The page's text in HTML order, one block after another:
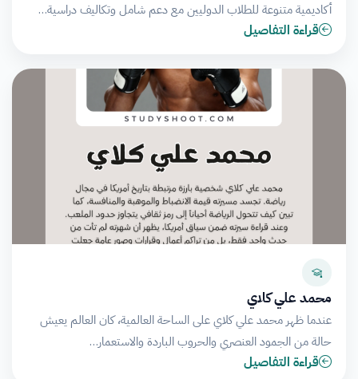
أكاديمية متنوعة للطلاب الدوليين مع دعم شامل وتكاليف دراسية…
قراءة التفاصيل
محمد علي كلاي
عندما ظهر محمد علي كلاي على الساحة العالمية، كان العالم يعيش
حالة من الجمود العنصري والحروب الباردة والاستعمار…
قراءة التفاصيل